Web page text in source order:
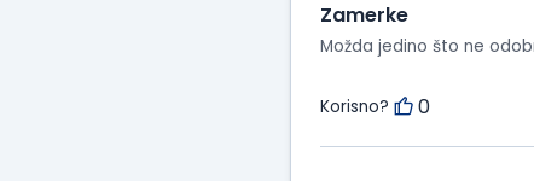
Zamerke
Možda jedino što ne
Korisno? 0